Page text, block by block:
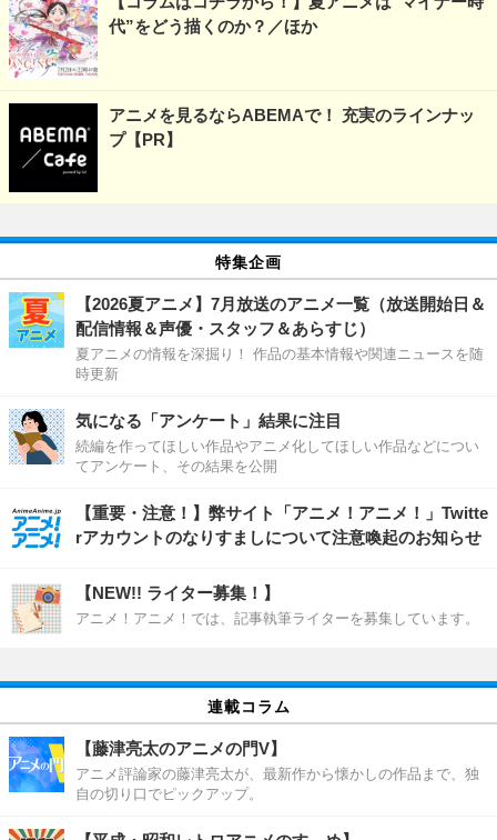
代”をどう描くのか？／ほか
アニメを見るならABEMAで！ 充実のラインナッ
プ【PR】
特集企画
【2026夏アニメ】7月放送のアニメ一覧（放送開始日＆
配信情報＆声優・スタッフ＆あらすじ）
夏アニメの情報を深掘り！ 作品の基本情報や関連ニュースを随
時更新
気になる「アンケート」結果に注目
続編を作ってほしい作品やアニメ化してほしい作品などについ
てアンケート、その結果を公開
【重要・注意！】弊サイト「アニメ！アニメ！」Twitte
rアカウントのなりすましについて注意喚起のお知らせ
【NEW!! ライター募集！】
アニメ！アニメ！では、記事執筆ライターを募集しています。
連載コラム
【藤津亮太のアニメの門V】
アニメ評論家の藤津亮太が、最新作から懐かしの作品まで、独
自の切り口でピックアップ。